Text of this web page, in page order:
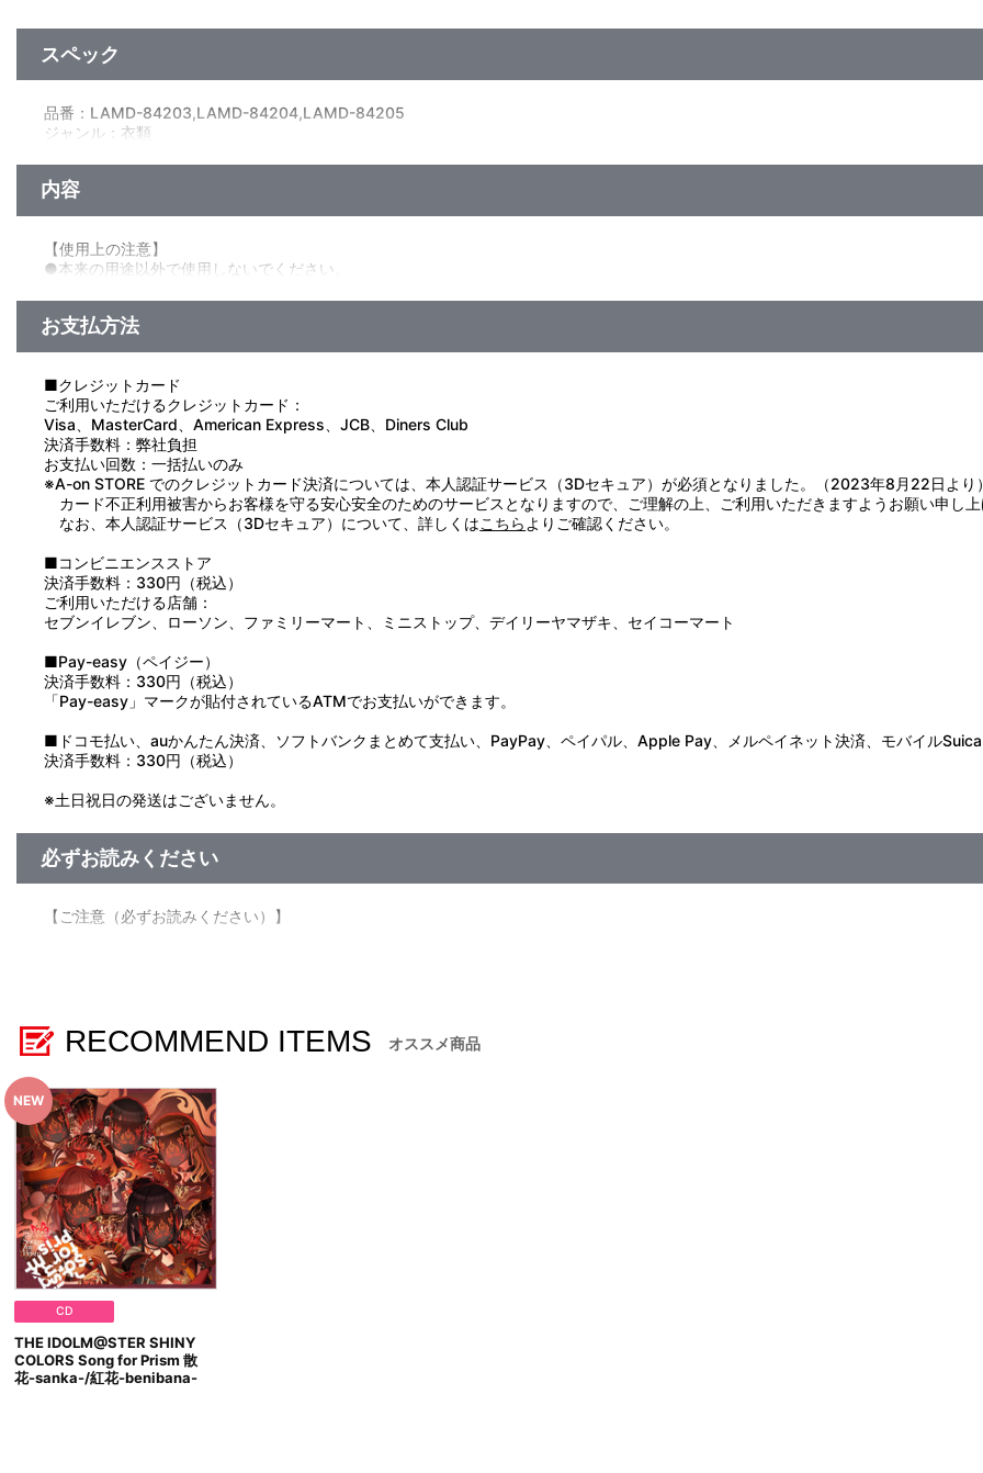
スペック
品番：LAMD-84203,LAMD-84204,LAMD-84205
ジャンル：衣類
Lサイズ：約 身丈74cm/身巾55cm/肩巾50cm/袖丈22cm
内容
【使用上の注意】
●本来の用途以外で使用しないでください。
●濡れたまま放置すると、色落ち・色移りなどの原因になります。洗濯後は形を整えて、速やかに陰干ししてください。
●プリント部分はもみ洗いを避け、アイロンは当てないでください。
●直射日光及び紫外線が長期間あたる場所での保管は変色や劣化の原因になりますのでお避けください。
●乾燥機の使用はお避けください。
お支払方法
■クレジットカード
ご利用いただけるクレジットカード：
Visa、MasterCard、American Express、JCB、Diners Club
決済手数料：弊社負担
お支払い回数：一括払いのみ
※A-on STORE でのクレジットカード決済については、本人認証サービス（3Dセキュア）が必須となりました。（2023年8月22日より
カード不正利用被害からお客様を守る安心安全のためのサービスとなりますので、ご理解の上、ご利用いただきますようお願い申し
なお、本人認証サービス（3Dセキュア）について、詳しくはこちら よりご確認ください。
■コンビニエンスストア
決済手数料：330円（税込）
ご利用いただける店舗：
セブンイレブン、ローソン、ファミリーマート、ミニストップ、デイリーヤマザキ、セイコーマート
■Pay-easy（ペイジー）
決済手数料：330円（税込）
「Pay-easy」マークが貼付されているATMでお支払いができます。
■ドコモ払い、auかんたん決済、ソフトバンクまとめて支払い、PayPay、ペイパル、Apple Pay、メルペイネット決済、モバイルSuica
決済手数料：330円（税込）
※土日祝日の発送はございません。
必ずお読みください
【ご注意（必ずお読みください）】
■商品の取り扱い
A-on STORE
A-on STORE Powered by A!SMART
アニメイト
※今後、その他店舗やイベント会場、海外等で販売する場合がございます。詳細は公式サイト等でご案内いたします。
■商品について
※本商品は、アソビストア、A-on STORE Powered by A!SMART、アニメイトにて販売される商品と同じ商品となります。
※本商品は準備数に限りがございます。準備数に達した場合、早期にご注文の受付を終了させていただくことがございます。
※ご要望多数の場合、お届け時期を変更し、再度受注を行うことがございます。
※「在庫がありません」表示後も、ご注文のキャンセルや支払い期限切れが発生した際は販売を再開させていただく場合がございます
※『THE IDOLM@STER SHINY COLORS Song for Prism 散花-sanka- / 紅花-benibana-』発売記念グッズ以外の商品との買い合わせは
※仕様等は予告なく変更となる場合がございます。
※撮影環境やご利用のモニター環境により、実物と多少異なって見える場合がございます。あらかじめご了承ください。
※商品画像はイメージです。実際の商品仕様が異なる場合がございます。
※すでにご注文しているかのご確認には、「マイページ」→「ご注文履歴」にてご確認いただけます。
■ご注文・お支払いについて
RECOMMEND ITEMS オススメ商品
CD
THE IDOLM@STER SHINY
COLORS Song for Prism 散
花-sanka-/紅花-benibana-